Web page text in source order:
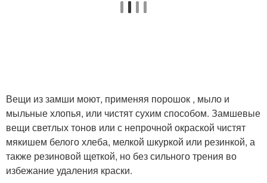
Вещи из замши моют, применяя порошок , мыло и
мыльные хлопья, или чистят сухим способом. Замшевые
вещи светлых тонов или с непрочной окраской чистят
мякишем белого хлеба, мелкой шкуркой или резинкой, а
также резиновой щеткой, но без сильного трения во
избежание удаления краски.